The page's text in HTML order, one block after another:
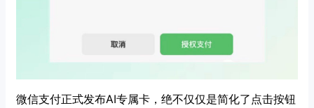
微信支付正式发布AI专属卡，绝不仅仅是简化了点击按钮